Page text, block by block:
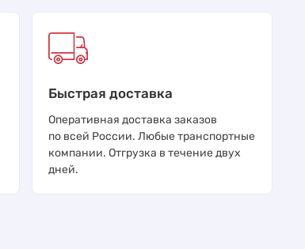
Быстрая доставка
Оперативная доставка заказов
по всей России. Любые транспортные
компании. Отгрузка в течение двух
дней.